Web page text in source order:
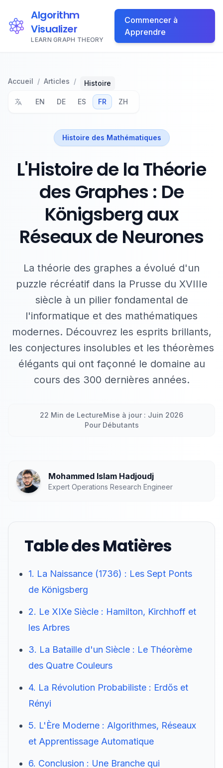
Algorithm
Visualizer
LEARN GRAPH THEORY
Commencer à
Apprendre
Accueil / Articles / Histoire
EN DE ES FR ZH
Histoire des Mathématiques
L'Histoire de la Théorie
des Graphes : De
Königsberg aux
Réseaux de Neurones
La théorie des graphes a évolué d'un
puzzle récréatif dans la Prusse du XVIIIe
siècle à un pilier fondamental de
l'informatique et des mathématiques
modernes. Découvrez les esprits brillants,
les conjectures insolubles et les théorèmes
élégants qui ont façonné le domaine au
cours des 300 dernières années.
22 Min de LectureMise à jour : Juin 2026
Pour Débutants
Mohammed Islam Hadjoudj
Expert Operations Research Engineer
Table des Matières
1. La Naissance (1736) : Les Sept Ponts
de Königsberg
2. Le XIXe Siècle : Hamilton, Kirchhoff et
les Arbres
3. La Bataille d'un Siècle : Le Théorème
des Quatre Couleurs
4. La Révolution Probabiliste : Erdős et
Rényi
5. L'Ère Moderne : Algorithmes, Réseaux
et Apprentissage Automatique
6. Conclusion : Une Branche qui